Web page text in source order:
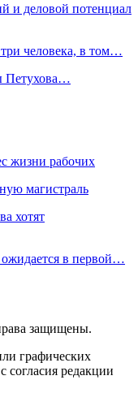
и деловой потенциал
человека, в том…
Петухова…
жизни рабочих
магистраль
хотят
ожидается в первой…
защищены.
графических
согласия редакции